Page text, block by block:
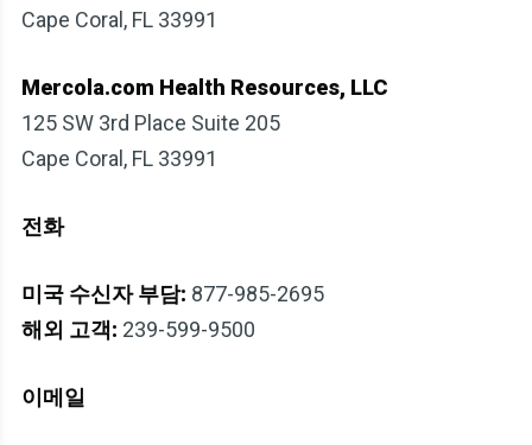
Cape Coral, FL 33991
Mercola.com Health Resources, LLC
125 SW 3rd Place Suite 205
Cape Coral, FL 33991
전화
미국 수신자 부담: 877-985-2695
해외 고객: 239-599-9500
이메일